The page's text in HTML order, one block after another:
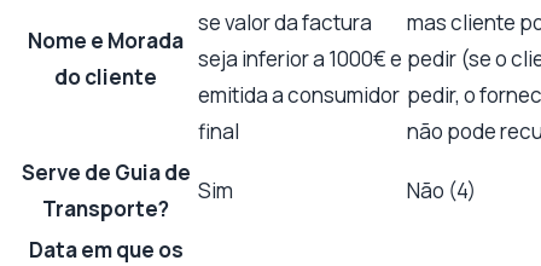
Nome e Morada
do cliente
se valor da factura
seja inferior a 1000€ e
emitida a consumidor
final
mas cliente
pedir (se o
pedir, o
não pode
Serve de Guia de
Transporte?
Sim Não (4)
Data em que os